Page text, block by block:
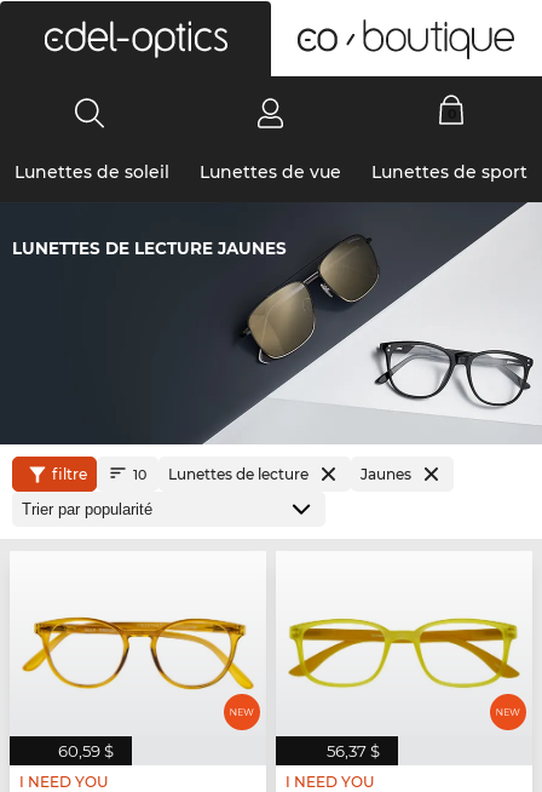
Lunettes de soleil Lunettes de vue Lunettes de sport
LUNETTES DE LECTURE JAUNES
filtre 10 Lunettes de lecture Jaunes
60,59 $
I NEED YOU
56,37 $
I NEED YOU